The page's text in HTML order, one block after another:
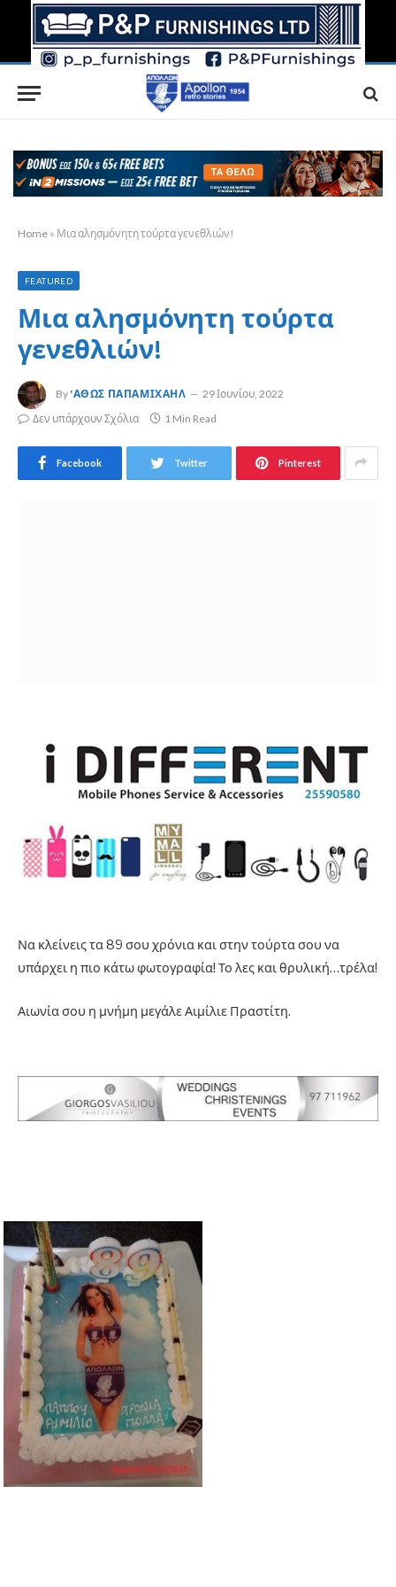
Home » Μια αλησμόνητη τούρτα γενεθλιών!
FEATURED
Μια αλησμόνητη τούρτα
γενεθλιών!
By 'ΑΘΩΣ ΠΑΠΑΜΙΧΑΉΛ
29 Ιουνίου, 2022
Δεν υπάρχουν Σχόλια
1 Min Read
Facebook Twitter Pinterest
Να κλείνεις τα 89 σου χρόνια και στην τούρτα σου να
υπάρχει η πιο κάτω φωτογραφία! Το λες και θρυλική…τρέλα!
Αιωνία σου η μνήμη μεγάλε Αιμίλιε Πραστίτη.